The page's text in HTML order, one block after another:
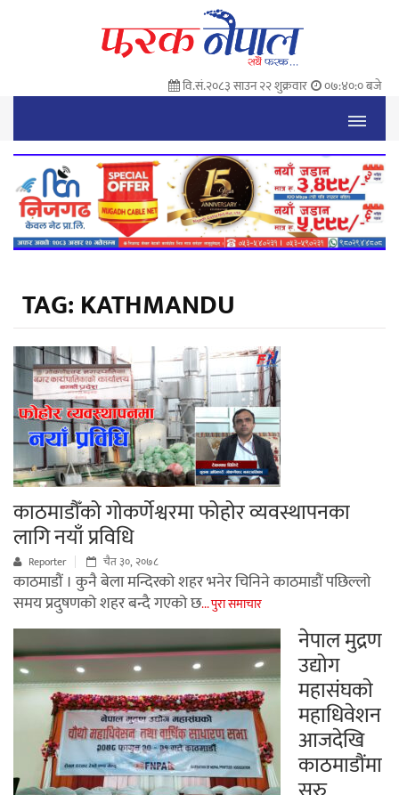
वि.सं.२०८३ साउन २२ शुक्रवार ०७:४०:० बजे
TAG: KATHMANDU
काठमाडौँको गोकर्णेश्वरमा फोहोर व्यवस्थापनका
लागि नयाँ प्रविधि
Reporter चैत ३०, २०७८
काठमाडौं । कुनै बेला मन्दिरको शहर भनेर चिनिने काठमाडौं पछिल्लो
समय प्रदुषणको शहर बन्दै गएको छ... पुरा समाचार
नेपाल मुद्रण
उद्योग
महासंघकाे
महाधिवेशन
आजदेखि
काठमाडौंमा